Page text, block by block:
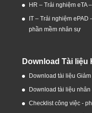
HR – Trải nghiệm eTA
IT – Trải nghiệm
phần mềm nhân sự
Download Tài liệu
Download tài liệu
Download tài liệu nhân
Checklist công việc -